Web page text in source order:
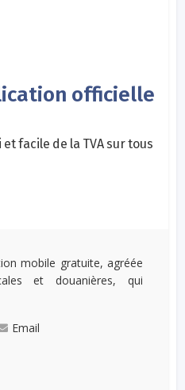
officielle
facile de la TVA sur tous
mobile gratuite, agréée
et douanières, qui
Email